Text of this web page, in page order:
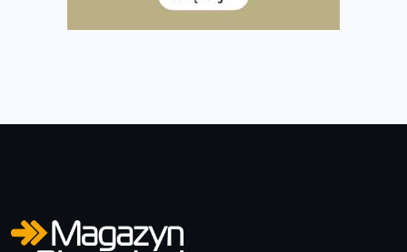
35. Bieg Powstania Warszawskiego – praktyczny
poradnik przed startem